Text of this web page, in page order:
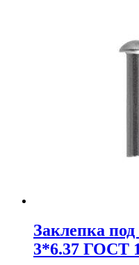
Заклепка
3*6.37 ГОСТ